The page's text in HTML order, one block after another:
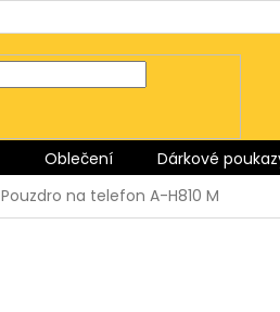
Oblečení Dárkové
Pouzdro na telefon A-H810 M